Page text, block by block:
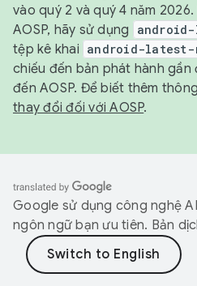
vào quý 2 và quý 4 năm
AOSP, hãy sử dụng
tệp kê khai android-latest-
chiếu đến bản phát hành
đến AOSP. Để biết thêm
thay đổi đối với AOSP.
Google sử dụng công nghệ
ngôn ngữ bạn ưu tiên. Bản